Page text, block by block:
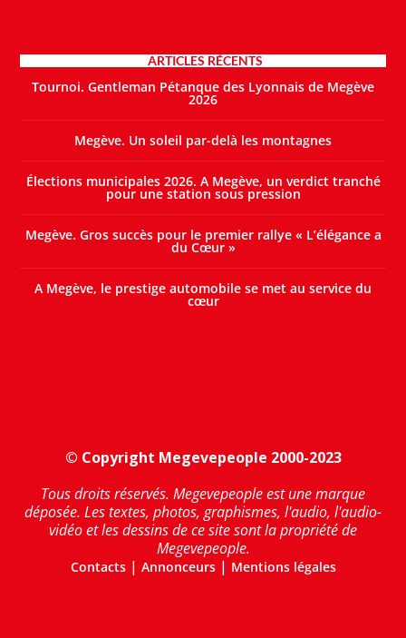
ARTICLES RÉCENTS
Tournoi. Gentleman Pétanque des Lyonnais de Megève
2026
Megève. Un soleil par-delà les montagnes
Élections municipales 2026. A Megève, un verdict tranché
pour une station sous pression
Megève. Gros succès pour le premier rallye « L’élégance a
du Cœur »
A Megève, le prestige automobile se met au service du
cœur
© Copyright Megevepeople 2000-2023
Tous droits réservés. Megevepeople est une marque
déposée. Les textes, photos, graphismes, l'audio, l'audio-
vidéo et les dessins de ce site sont la propriété de
Megevepeople.
Contacts| Annonceurs| Mentions légales